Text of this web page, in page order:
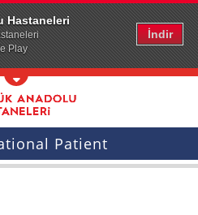
Hastaneleri
Play
İndir
Patient